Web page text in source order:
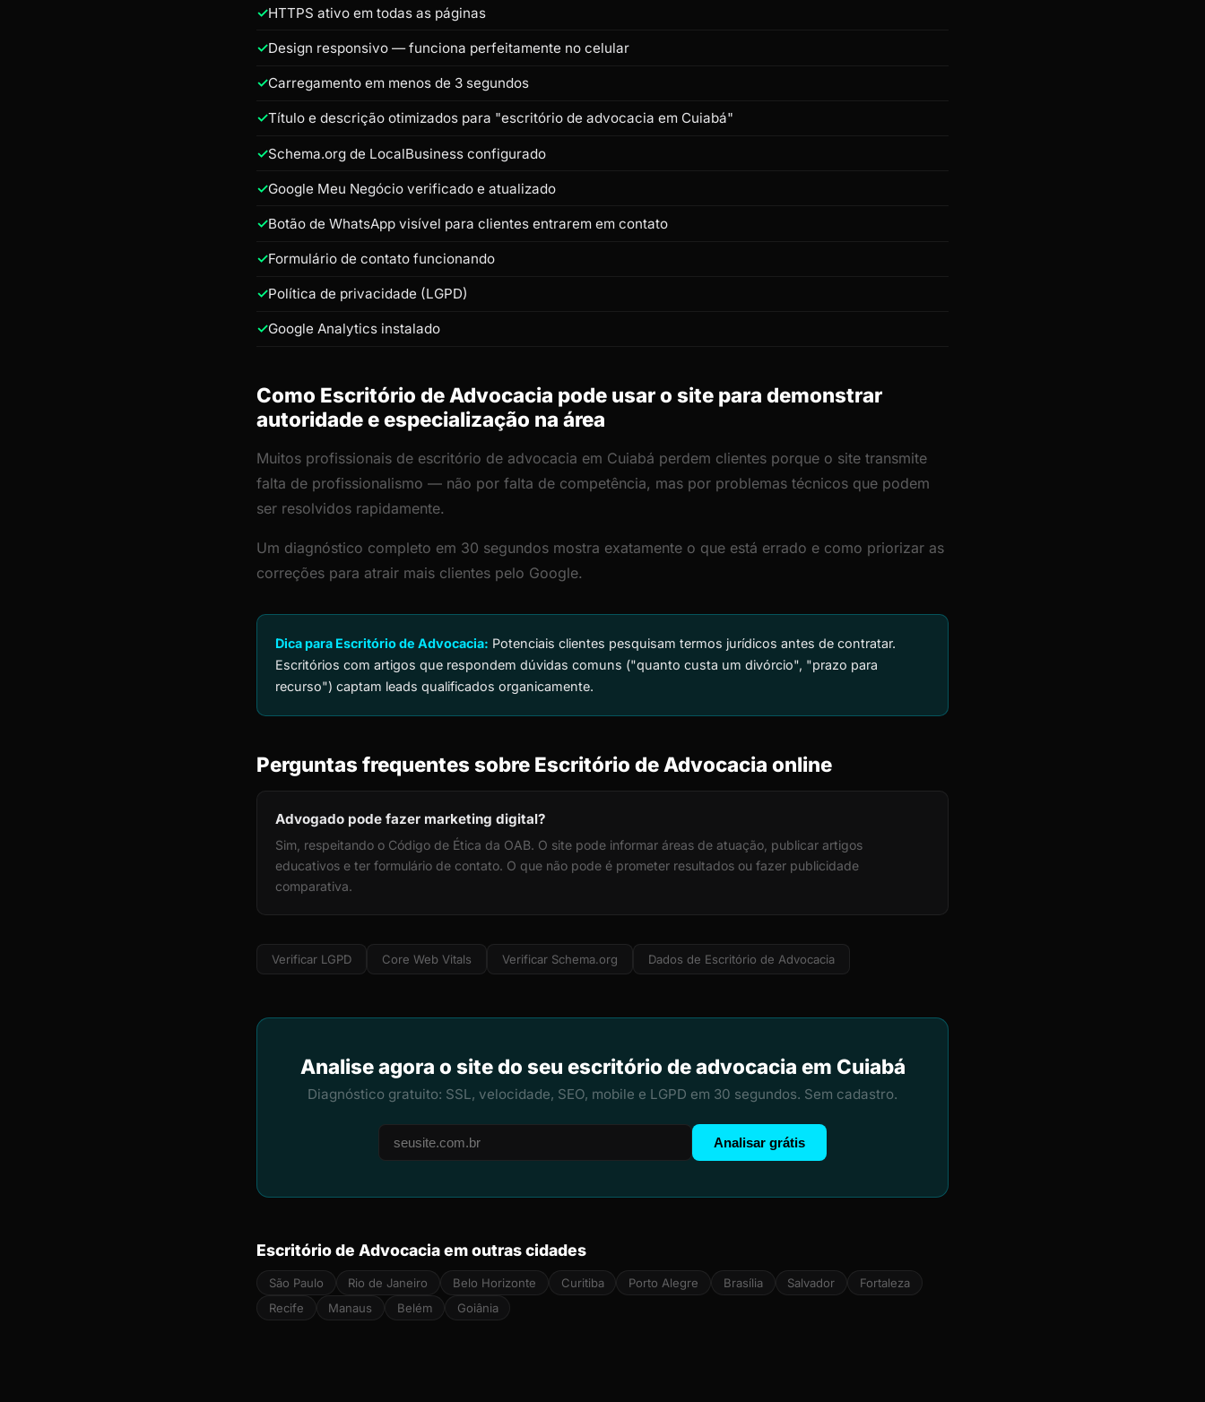
HTTPS ativo em todas as páginas
Design responsivo — funciona perfeitamente no celular
Carregamento em menos de 3 segundos
Título e descrição otimizados para "escritório de advocacia em Cuiabá"
Schema.org de LocalBusiness configurado
Google Meu Negócio verificado e atualizado
Botão de WhatsApp visível para clientes entrarem em contato
Formulário de contato funcionando
Política de privacidade (LGPD)
Google Analytics instalado
Como Escritório de Advocacia pode usar o site para demonstrar
autoridade e especialização na área
Muitos profissionais de escritório de advocacia em Cuiabá perdem clientes porque o site transmite
falta de profissionalismo — não por falta de competência, mas por problemas técnicos que podem
ser resolvidos rapidamente.
Um diagnóstico completo em 30 segundos mostra exatamente o que está errado e como priorizar as
correções para atrair mais clientes pelo Google.
Dica para Escritório de Advocacia: Potenciais clientes pesquisam termos jurídicos antes de contratar.
Escritórios com artigos que respondem dúvidas comuns ("quanto custa um divórcio", "prazo para
recurso") captam leads qualificados organicamente.
Perguntas frequentes sobre Escritório de Advocacia online
Advogado pode fazer marketing digital?
Sim, respeitando o Código de Ética da OAB. O site pode informar áreas de atuação, publicar artigos
educativos e ter formulário de contato. O que não pode é prometer resultados ou fazer publicidade
comparativa.
Verificar LGPD Core Web Vitals Verificar Schema.org Dados de Escritório de Advocacia
Analise agora o site do seu escritório de advocacia em Cuiabá
Diagnóstico gratuito: SSL, velocidade, SEO, mobile e LGPD em 30 segundos. Sem cadastro.
Analisar grátis
Escritório de Advocacia em outras cidades
São Paulo Rio de Janeiro Belo Horizonte Curitiba Porto Alegre Brasília Salvador
Fortaleza
Recife
Manaus Belém Goiânia